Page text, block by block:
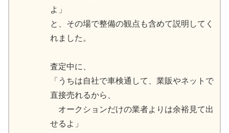
よ」
と、その場で整備の観点も含めて説明してく
れました。
査定中に、
「うちは自社で車検通して、業販やネットで
直接売れるから、
オークションだけの業者よりは余裕見て出
せるよ」